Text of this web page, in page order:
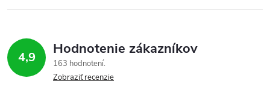
p
r
v 4,9 Hodnotenie zákazníkov
163 hodnotení
Zobraziť recenzie